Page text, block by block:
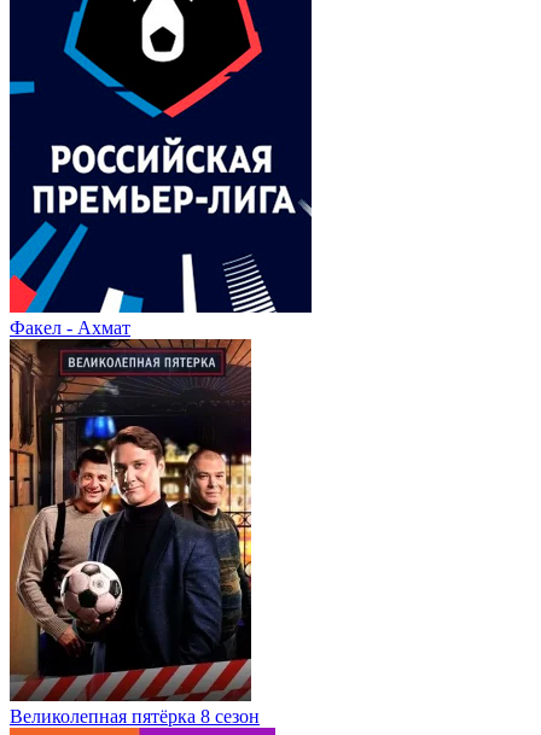
Факел - Ахмат
Великолепная пятёрка 8 сезон